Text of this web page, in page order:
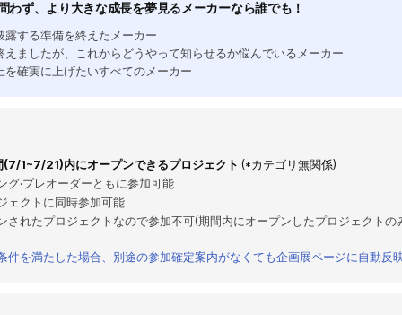
わず、より大きな成長を夢見るメーカーなら誰でも！
露する準備を終えたメーカー
えましたが、これからどうやって知らせるか悩んでいるメーカー
を確実に上げたいすべてのメーカー
(7/1~7/21)内にオープンできるプロジェクト (*カテゴリ無関係)
グ·プレオーダーともに参加可能
ェクトに同時参加可能
されたプロジェクトなので参加不可(期間内にオープンしたプロジェクトの
件を満たした場合、別途の参加確定案内がなくても企画展ページに自動反